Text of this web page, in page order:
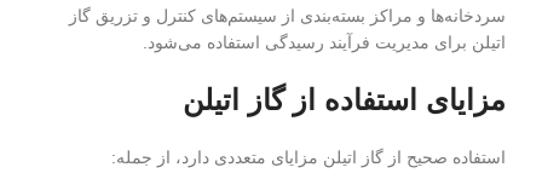
سردخانه‌ها و مراکز بسته‌بندی از سیستم‌های کنترل و تزریق گاز
اتیلن برای مدیریت فرآیند رسیدگی استفاده می‌شود.
مزایای استفاده از گاز اتیلن
استفاده صحیح از گاز اتیلن مزایای متعددی دارد، از جمله: